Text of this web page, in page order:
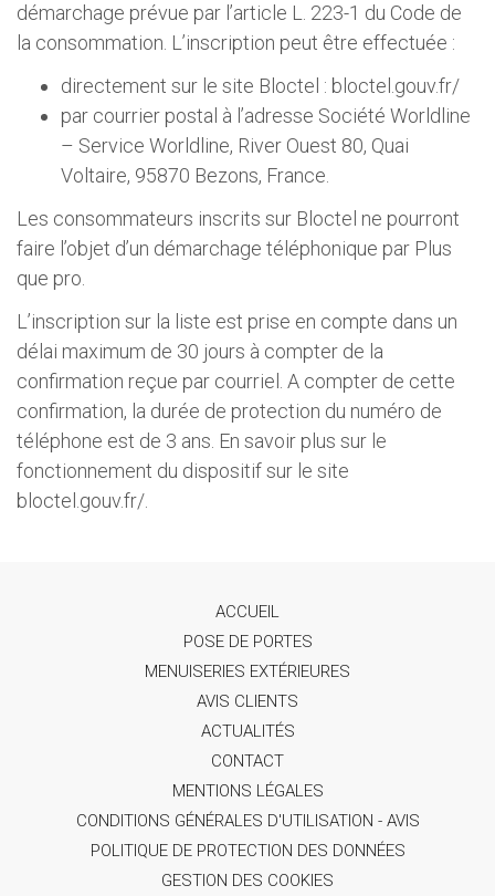
démarchage prévue par l’article L. 223-1 du Code de
la consommation. L’inscription peut être effectuée :
directement sur le site Bloctel : bloctel.gouv.fr/
par courrier postal à l’adresse Société Worldline
– Service Worldline, River Ouest 80, Quai
Voltaire, 95870 Bezons, France.
Les consommateurs inscrits sur Bloctel ne pourront
faire l’objet d’un démarchage téléphonique par Plus
que pro.
L’inscription sur la liste est prise en compte dans un
délai maximum de 30 jours à compter de la
confirmation reçue par courriel. A compter de cette
confirmation, la durée de protection du numéro de
téléphone est de 3 ans. En savoir plus sur le
fonctionnement du dispositif sur le site
bloctel.gouv.fr/.
ACCUEIL
POSE DE PORTES
MENUISERIES EXTÉRIEURES
AVIS CLIENTS
ACTUALITÉS
CONTACT
MENTIONS LÉGALES
CONDITIONS GÉNÉRALES D'UTILISATION - AVIS
POLITIQUE DE PROTECTION DES DONNÉES
GESTION DES COOKIES